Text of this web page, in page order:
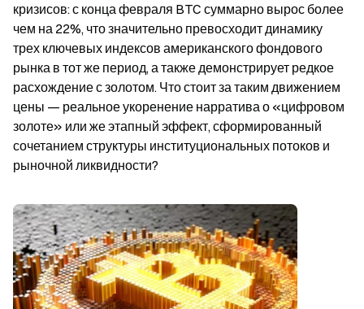
кризисов: с конца февраля BTC суммарно вырос более
чем на 22%, что значительно превосходит динамику
трех ключевых индексов американского фондового
рынка в тот же период, а также демонстрирует редкое
расхождение с золотом. Что стоит за таким движением
цены — реальное укоренение нарратива о «цифровом
золоте» или же этапный эффект, сформированный
сочетанием структуры институциональных потоков и
рыночной ликвидности?